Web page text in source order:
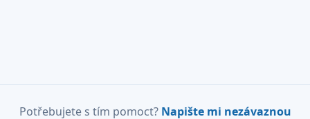
Potřebujete s tím pomoct? Napište mi nezávaznou